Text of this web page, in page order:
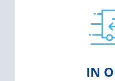
IN
InOutIn è la
base del
movimentazione